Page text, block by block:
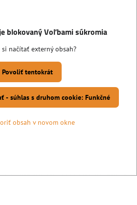
blokovaný Voľbami súkromia
si načítať externý obsah?
Povoliť tentokrát
- súhlas s druhom cookie: Funkčné
obsah v novom okne